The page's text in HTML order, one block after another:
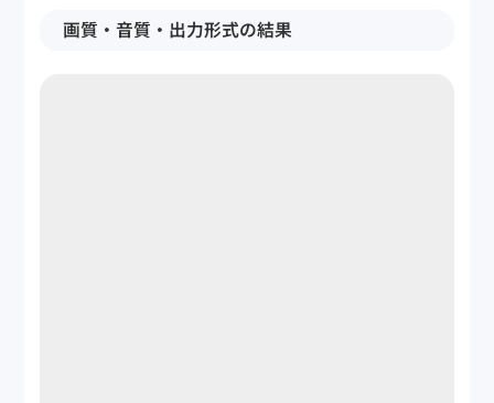
画質・音質・出力形式の結果